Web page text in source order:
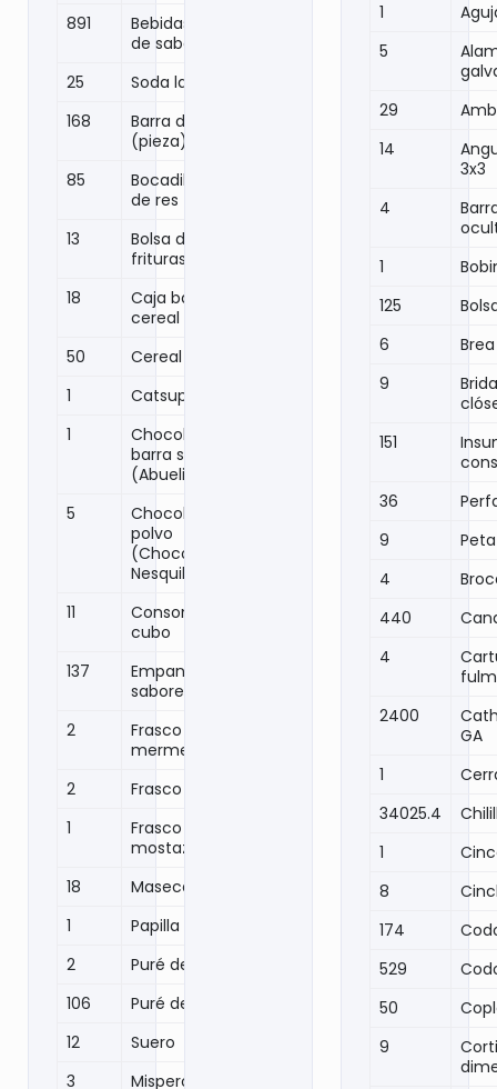
891
Bebidas y agua
de sabor
25
Soda lata
168
Barra de cereal
(pieza)
85
Bocadillo carne
de res
13
Bolsa de
frituras
18
Caja barra de
cereal
50
Cereal (caja)
1
Catsup
1
Chocolate en
barra soluble
(Abuelita)
5
Chocolate en
polvo
(Chocomilk,
Nesquik)
11
Consomé pollo
cubo
137
Empanadas
sabores
2
Frasco
mermelada
2
Frasco mole
1
Frasco
mostaza
18
Maseca
1
Papilla Gerber
2
Puré de papa
106
Puré de tomate
12
Suero
3
Misperos (kg)
1
5
29
14
3x3
4
1
125
6
9
151
36
9
4
440
4
2400
GA
1
34025.4
1
8
174
529
50
9